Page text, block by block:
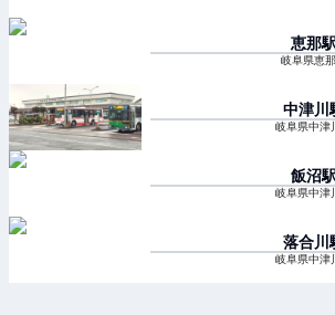
恵那駅
岐阜県恵
中津川
岐阜県中津
飯沼駅
岐阜県中津
落合川
岐阜県中津